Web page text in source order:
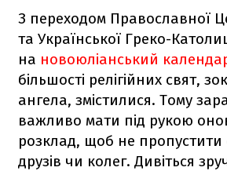
З переходом Православної
та Української Греко-
на новоюліанський
більшості релігійних свят,
ангела, змістилися. Тому
важливо мати під рукою
розклад, щоб не пропустити
друзів чи колег. Дивіться